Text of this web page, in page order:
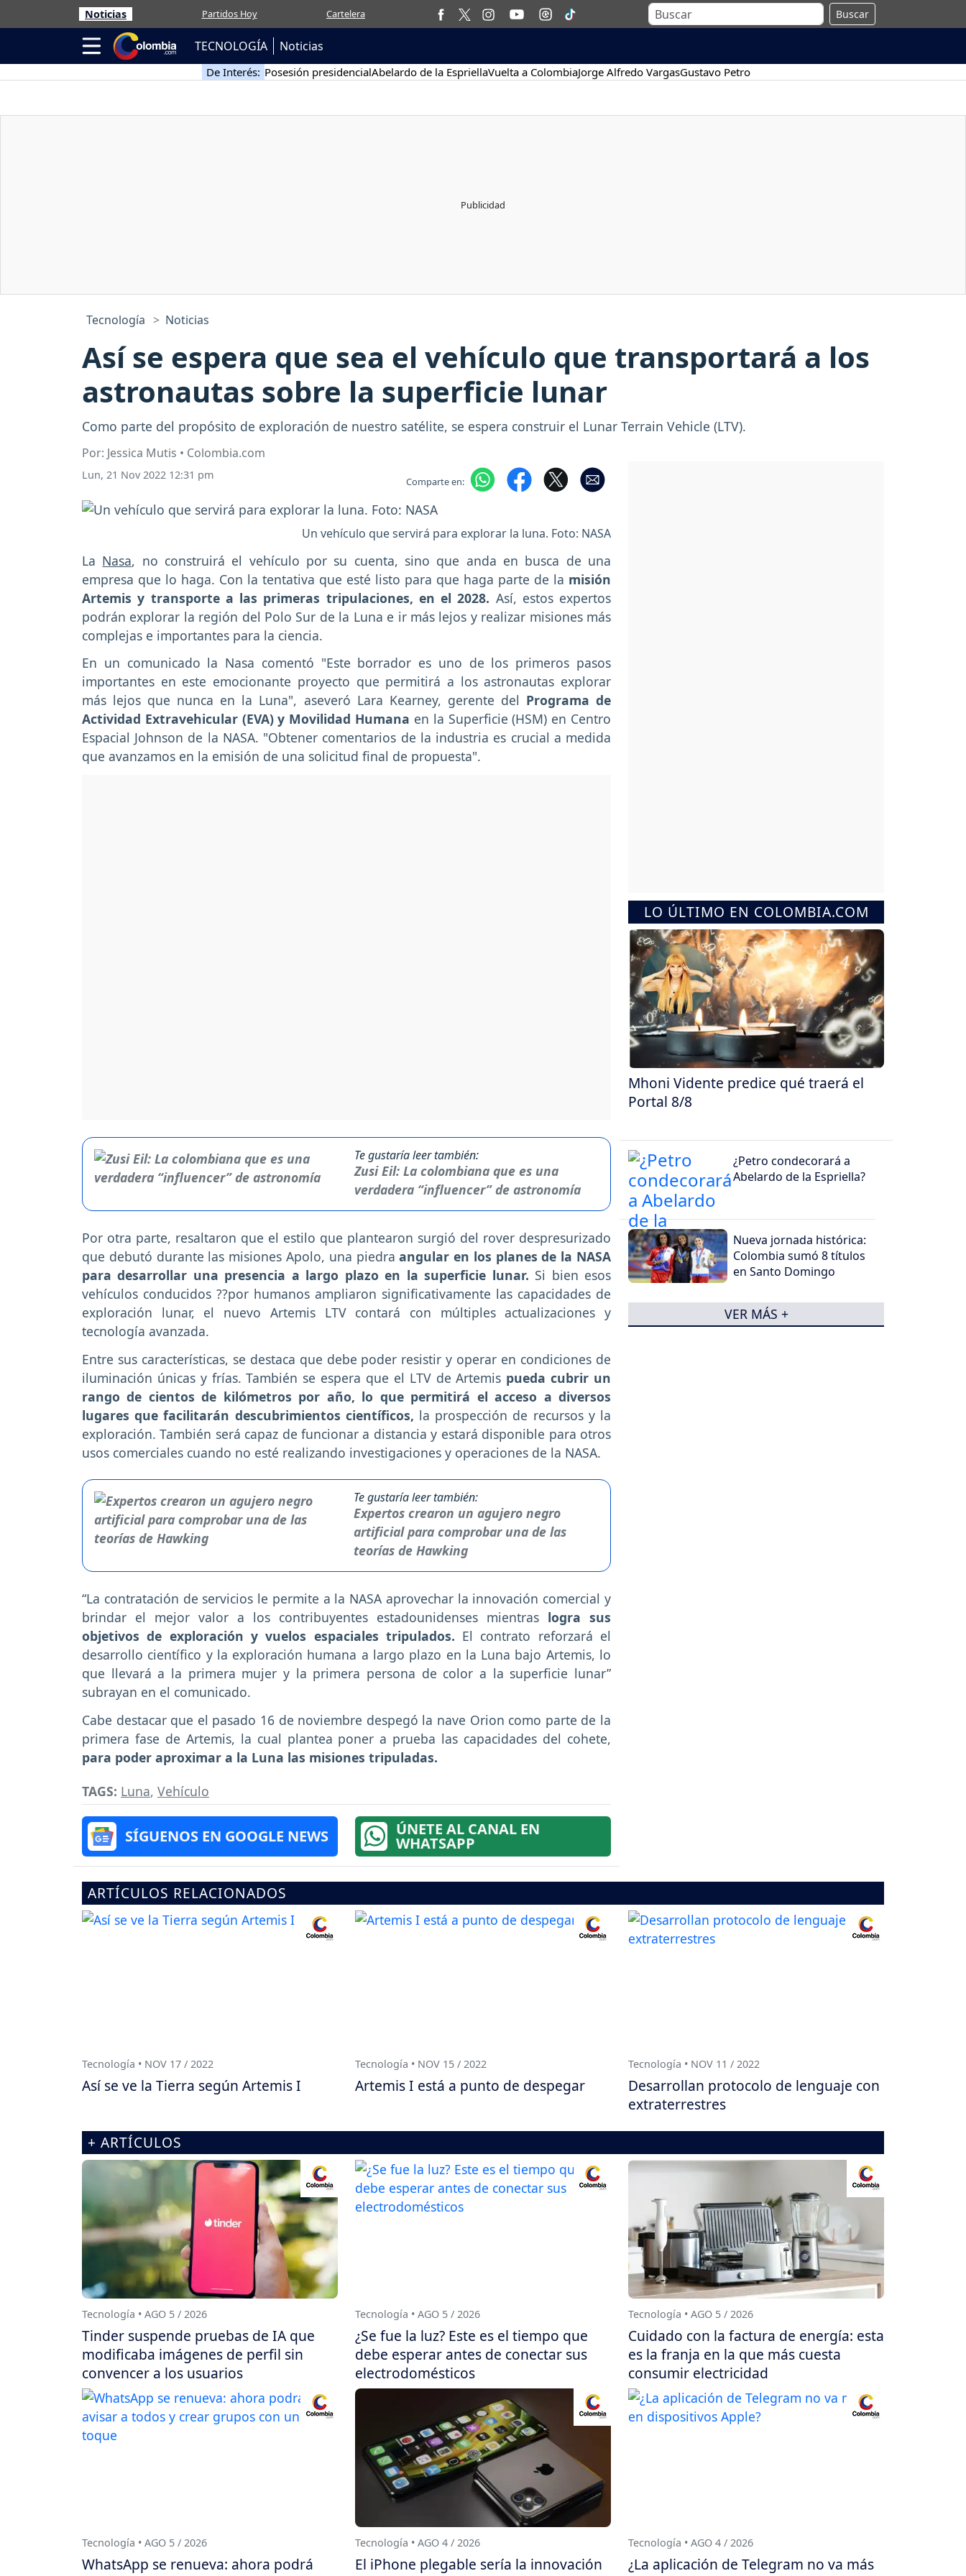
Noticias Partidos Hoy Cartelera Buscar
TECNOLOGÍA Noticias
De Interés: Posesión presidencialAbelardo de la EspriellaVuelta a ColombiaJorge Alfredo VargasGustavo Petro
Tecnología Noticias
Así se espera que sea el vehículo que transportará a los
astronautas sobre la superficie lunar
Como parte del propósito de exploración de nuestro satélite, se espera construir el Lunar Terrain Vehicle (LTV).
Por: Jessica Mutis • Colombia.com
Lun, 21 Nov 2022 12:31 pm Comparte en:
Un vehículo que servirá para explorar la luna. Foto: NASA
La Nasa, no construirá el vehículo por su cuenta, sino que anda en busca de una
empresa que lo haga. Con la tentativa que esté listo para que haga parte de la misión
Artemis y transporte a las primeras tripulaciones, en el 2028. Así, estos expertos
podrán explorar la región del Polo Sur de la Luna e ir más lejos y realizar misiones más
complejas e importantes para la ciencia.
En un comunicado la Nasa comentó "Este borrador es uno de los primeros pasos
importantes en este emocionante proyecto que permitirá a los astronautas explorar
más lejos que nunca en la Luna", aseveró Lara Kearney, gerente del Programa de
Actividad Extravehicular (EVA) y Movilidad Humana en la Superficie (HSM) en Centro
Espacial Johnson de la NASA. "Obtener comentarios de la industria es crucial a medida
que avanzamos en la emisión de una solicitud final de propuesta".
Te gustaría leer también:
Zusi Eil: La colombiana que es una
verdadera “influencer” de astronomía
Por otra parte, resaltaron que el estilo que plantearon surgió del rover despresurizado
que debutó durante las misiones Apolo, una piedra angular en los planes de la NASA
para desarrollar una presencia a largo plazo en la superficie lunar. Si bien esos
vehículos conducidos ??por humanos ampliaron significativamente las capacidades de
exploración lunar, el nuevo Artemis LTV contará con múltiples actualizaciones y
tecnología avanzada.
Entre sus características, se destaca que debe poder resistir y operar en condiciones de
iluminación únicas y frías. También se espera que el LTV de Artemis pueda cubrir un
rango de cientos de kilómetros por año, lo que permitirá el acceso a diversos
lugares que facilitarán descubrimientos científicos, la prospección de recursos y la
exploración. También será capaz de funcionar a distancia y estará disponible para otros
usos comerciales cuando no esté realizando investigaciones y operaciones de la NASA.
Te gustaría leer también:
Expertos crearon un agujero negro
artificial para comprobar una de las
teorías de Hawking
“La contratación de servicios le permite a la NASA aprovechar la innovación comercial y
brindar el mejor valor a los contribuyentes estadounidenses mientras logra sus
objetivos de exploración y vuelos espaciales tripulados. El contrato reforzará el
desarrollo científico y la exploración humana a largo plazo en la Luna bajo Artemis, lo
que llevará a la primera mujer y la primera persona de color a la superficie lunar”
subrayan en el comunicado.
Cabe destacar que el pasado 16 de noviembre despegó la nave Orion como parte de la
primera fase de Artemis, la cual plantea poner a prueba las capacidades del cohete,
para poder aproximar a la Luna las misiones tripuladas.
TAGS: Luna, Vehículo
SÍGUENOS EN GOOGLE NEWS ÚNETE AL CANAL EN
WHATSAPP
LO ÚLTIMO EN COLOMBIA.COM
Mhoni Vidente predice qué traerá el
Portal 8/8
¿Petro condecorará a
Abelardo de la Espriella?
Nueva jornada histórica:
Colombia sumó 8 títulos
en Santo Domingo
VER MÁS +
ARTÍCULOS RELACIONADOS
Tecnología • NOV 17 / 2022
Así se ve la Tierra según Artemis I
Tecnología • NOV 15 / 2022
Artemis I está a punto de despegar
Tecnología • NOV 11 / 2022
Desarrollan protocolo de lenguaje con
extraterrestres
+ ARTÍCULOS
Tecnología • AGO 5 / 2026
Tinder suspende pruebas de IA que
modificaba imágenes de perfil sin
convencer a los usuarios
Tecnología • AGO 5 / 2026
¿Se fue la luz? Este es el tiempo que
debe esperar antes de conectar sus
electrodomésticos
Tecnología • AGO 5 / 2026
Cuidado con la factura de energía: esta
es la franja en la que más cuesta
consumir electricidad
Tecnología • AGO 5 / 2026
WhatsApp se renueva: ahora podrá
Tecnología • AGO 4 / 2026
El iPhone plegable sería la innovación
Tecnología • AGO 4 / 2026
¿La aplicación de Telegram no va más